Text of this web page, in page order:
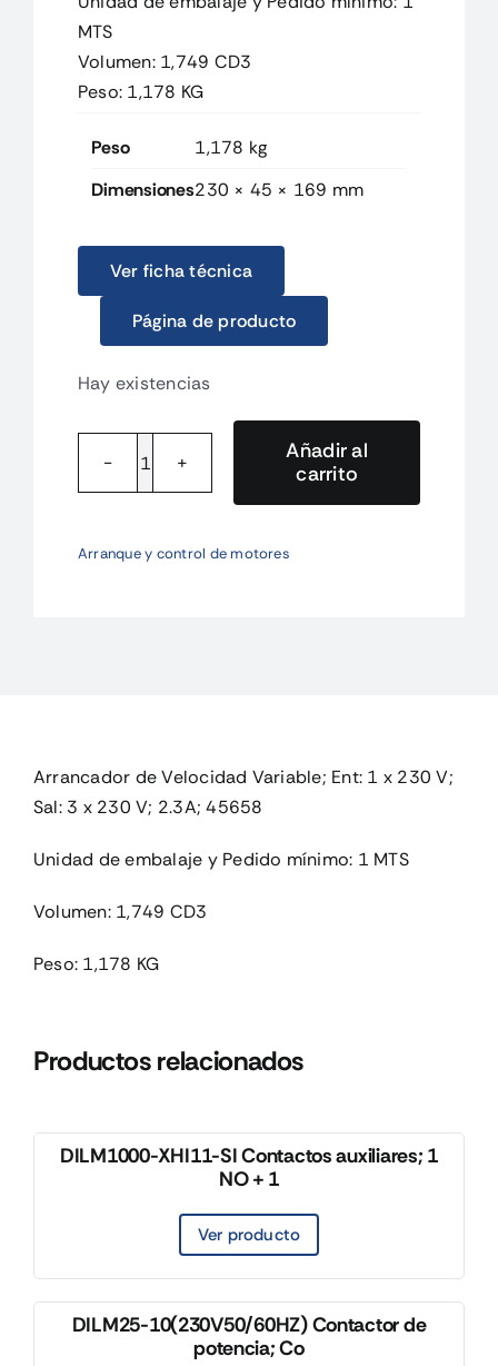
MTS
Volumen: 1,749 CD3
Peso: 1,178 KG
Peso
1,178 kg
Dimensiones230 × 45 × 169 mm
Ver ficha técnica
Página de producto
Hay existencias
DE1-
Arrancador
Añadir al
carrito
Arranque y control de motores
Arrancador de Velocidad Variable; Ent: 1 x 230 V;
Sal: 3 x 230 V; 2.3A; 45658
Unidad de embalaje y Pedido mínimo: 1 MTS
Volumen: 1,749 CD3
Peso: 1,178 KG
Productos relacionados
DILM1000-XHI11-SI Contactos auxiliares; 1
NO + 1
Ver producto
DILM25-10(230V50/60HZ) Contactor de
potencia; Co